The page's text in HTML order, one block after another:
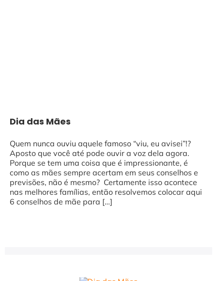
Dia das Mães
Quem nunca ouviu aquele famoso “viu, eu avisei”!?
Aposto que você até pode ouvir a voz dela agora.
Porque se tem uma coisa que é impressionante, é
como as mães sempre acertam em seus conselhos e
previsões, não é mesmo? Certamente isso acontece
nas melhores famílias, então resolvemos colocar aqui
6 conselhos de mãe para […]